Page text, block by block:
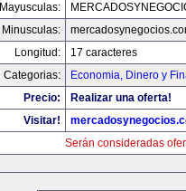
Mayusculas:
Minusculas:
Longitud:
17 caracteres
Categorias:
Economia, Dinero y
Precio:
Realizar una oferta!
Visitar!
Serán consideradas